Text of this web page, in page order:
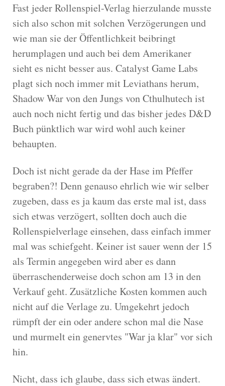
Fast jeder Rollenspiel-Verlag hierzulande musste
sich also schon mit solchen Verzögerungen und
wie man sie der Öffentlichkeit beibringt
herumplagen und auch bei dem Amerikaner
sieht es nicht besser aus. Catalyst Game Labs
plagt sich noch immer mit Leviathans herum,
Shadow War von den Jungs von Cthulhutech ist
auch noch nicht fertig und das bisher jedes D&D
Buch pünktlich war wird wohl auch keiner
behaupten.
Doch ist nicht gerade da der Hase im Pfeffer
begraben?! Denn genauso ehrlich wie wir selber
zugeben, dass es ja kaum das erste mal ist, dass
sich etwas verzögert, sollten doch auch die
Rollenspielverlage einsehen, dass einfach immer
mal was schiefgeht. Keiner ist sauer wenn der 15
als Termin angegeben wird aber es dann
überraschenderweise doch schon am 13 in den
Verkauf geht. Zusätzliche Kosten kommen auch
nicht auf die Verlage zu. Umgekehrt jedoch
rümpft der ein oder andere schon mal die Nase
und murmelt ein genervtes "War ja klar" vor sich
hin.
Nicht, dass ich glaube, dass sich etwas ändert.